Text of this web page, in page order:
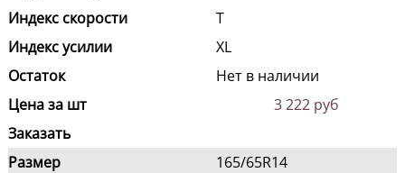
Индекс скорости
T
Индекс усилии
XL
Остаток
Нет в наличии
Цена за шт
3 222 руб
Заказать
Размер
165/65R14